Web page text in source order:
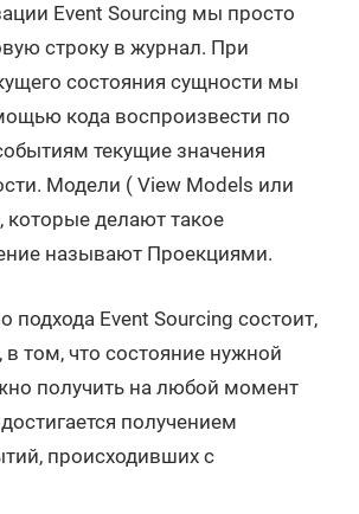
Event Sourcing мы просто
строку в журнал. При
состояния сущности мы
кода воспроизвести по
текущие значения
Модели ( View Models или
которые делают такое
называют Проекциями.
подхода Event Sourcing состоит,
в том, что состояние нужной
получить на любой момент
получением
происходивших с